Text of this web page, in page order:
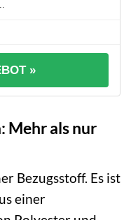
»
Mehr als nur
Bezugsstoff. Es ist
einer